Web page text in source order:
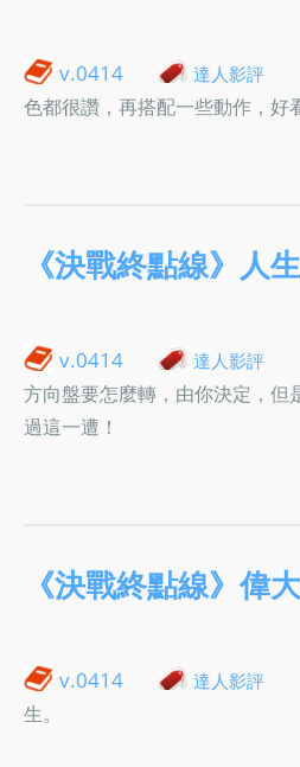
v.0414 達人影評
色都很讚，再搭配一些動作，好
《決戰終點線》人
v.0414 達人影評
方向盤要怎麼轉，由你決定，但
過這一遭！
《決戰終點線》偉
v.0414 達人影評
生。